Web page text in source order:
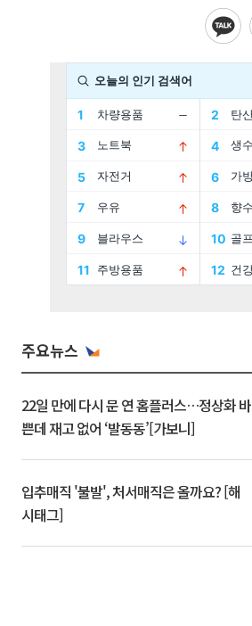
주요뉴스
22일 만에 다시 문 연 홈플러스…정상화 바
쁜데 재고 없어 ‘발동동’[가보니]
입추매직 '불발', 처서매직은 올까요? [해
시태그]